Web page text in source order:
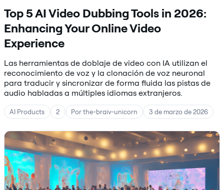
Top 5 AI Video Dubbing Tools in 2026:
Enhancing Your Online Video
Experience
Las herramientas de doblaje de video con IA utilizan el
reconocimiento de voz y la clonación de voz neuronal
para traducir y sincronizar de forma fluida las pistas de
audio habladas a múltiples idiomas extranjeros.
AI Products 2 Por the-braiv-unicorn 3 de marzo de 2026